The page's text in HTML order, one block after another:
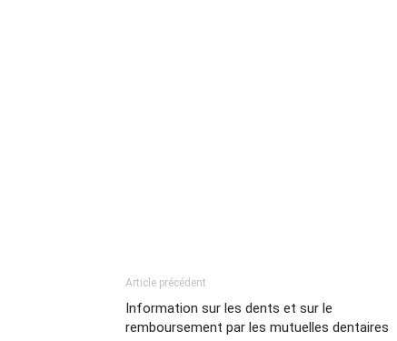
Article précédent
Information sur les dents et sur le
remboursement par les mutuelles dentaires